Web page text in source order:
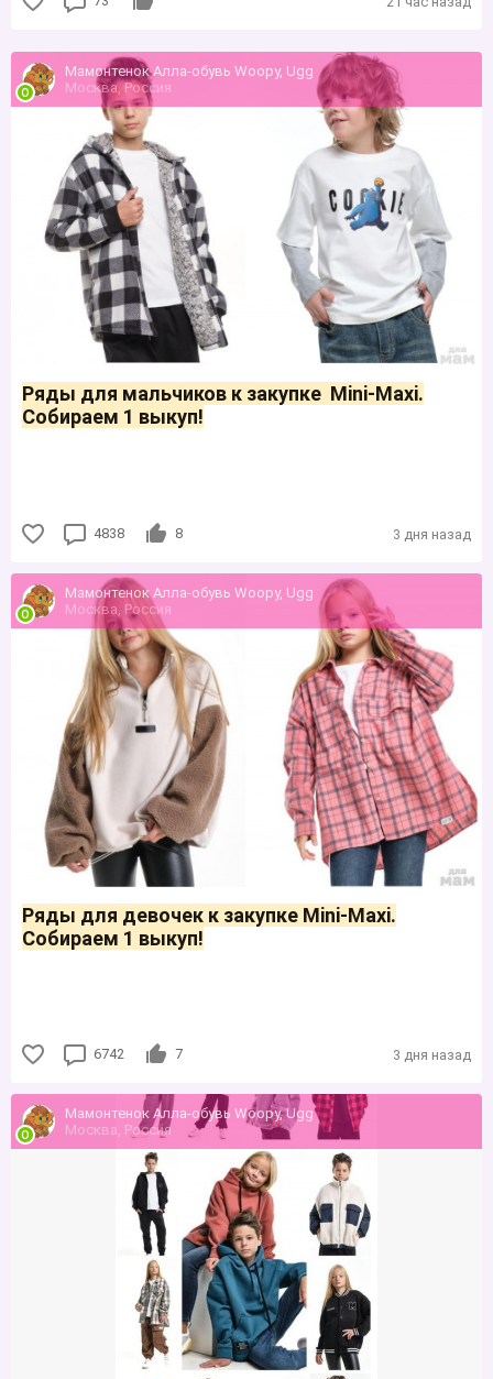
Мамонтенок Алла-обувь Woopy, Ugg
Москва, Россия
Ряды для мальчиков к закупке Mini-Maxi.
Собираем 1 выкуп!
4838 8 3 дня назад
Мамонтенок Алла-обувь Woopy, Ugg
Москва, Россия
Ряды для девочек к закупке Mini-Maxi.
Собираем 1 выкуп!
6742 7 3 дня назад
Мамонтенок Алла-обувь Woopy, Ugg
Москва, Россия